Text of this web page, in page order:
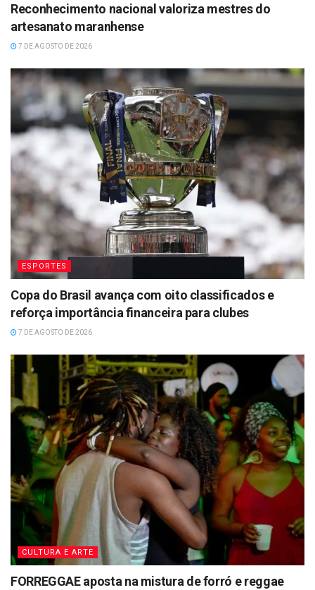
Reconhecimento nacional valoriza mestres do
artesanato maranhense
7 DE AGOSTO DE 2026
ESPORTES
Copa do Brasil avança com oito classificados e
reforça importância financeira para clubes
7 DE AGOSTO DE 2026
CULTURA E ARTE
FORREGGAE aposta na mistura de forró e reggae